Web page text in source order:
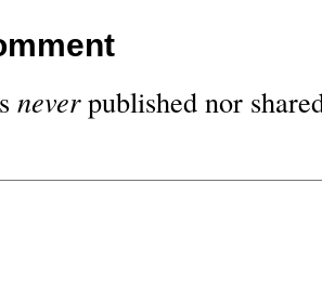
neverpublished nor